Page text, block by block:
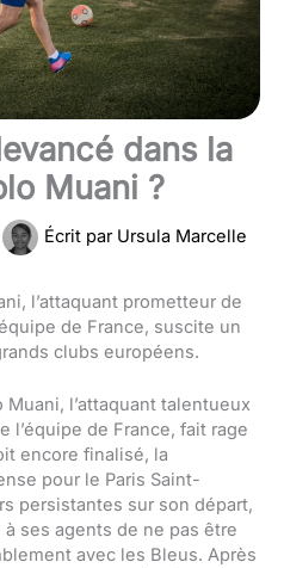
dans la
Muani ?
Écrit par Ursula Marcelle
l’attaquant prometteur de
de France, suscite un
clubs européens.
Muani, l’attaquant talentueux
l’équipe de France, fait rage
encore finalisé, la
pour le Paris Saint-
persistantes sur son départ,
ses agents de ne pas être
avec les Bleus. Après